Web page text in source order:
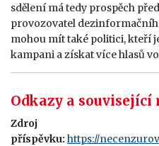
sdělení má tedy prospěch
provozovatel
mohou mít také politici, kteří
kampani a získat více hlasů
Odkazy a
Zdroj
příspěvku: https://